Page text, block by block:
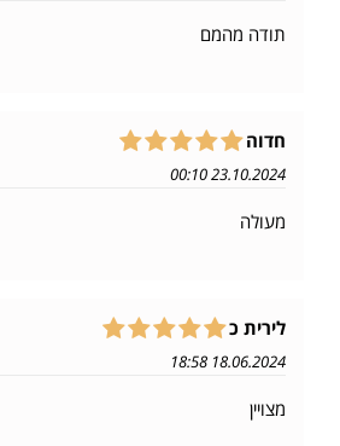
תודה מהמם
חדוה
23.10.2024 00:10
מעולה
לירית כ
18.06.2024 18:58
מצויין